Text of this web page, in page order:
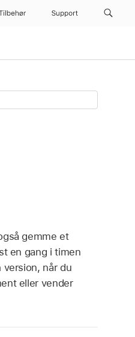
Support
gemme et
en gang i timen
når du
eller vender